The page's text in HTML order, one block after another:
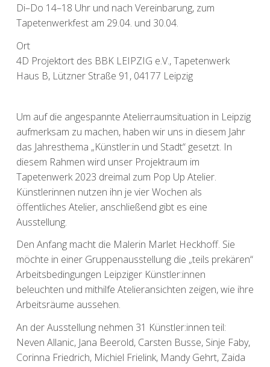
Di–Do 14–18 Uhr und nach Vereinbarung, zum
Tapetenwerkfest am 29.04. und 30.04.
Ort
4D Projektort des BBK LEIPZIG e.V., Tapetenwerk
Haus B, Lützner Straße 91, 04177 Leipzig
Um auf die angespannte Atelierraumsituation in Leipzig
aufmerksam zu machen, haben wir uns in diesem Jahr
das Jahresthema „Künstler:in und Stadt“ gesetzt. In
diesem Rahmen wird unser Projektraum im
Tapetenwerk 2023 dreimal zum Pop Up Atelier.
Künstlerinnen nutzen ihn je vier Wochen als
öffentliches Atelier, anschließend gibt es eine
Ausstellung.
Den Anfang macht die Malerin Marlet Heckhoff. Sie
möchte in einer Gruppenausstellung die „teils prekären“
Arbeitsbedingungen Leipziger Künstler:innen
beleuchten und mithilfe Atelieransichten zeigen, wie ihre
Arbeitsräume aussehen.
An der Ausstellung nehmen 31 Künstler:innen teil:
Neven Allanic, Jana Beerold, Carsten Busse, Sinje Faby,
Corinna Friedrich, Michiel Frielink, Mandy Gehrt, Zaida